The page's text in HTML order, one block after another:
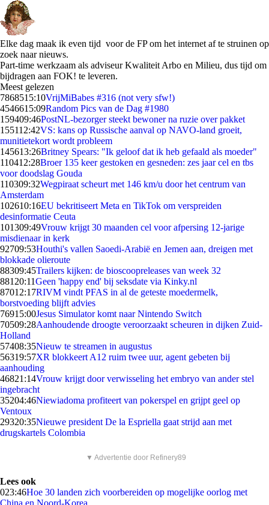
Elke dag maak ik even tijd voor de FP om het internet af te struinen op
zoek naar nieuws.
Part-time werkzaam als adviseur Kwaliteit Arbo en Milieu, dus tijd om
bijdragen aan FOK! te leveren.
Meest gelezen
7868515:10VrijMiBabes #316 (not very sfw!)
4546615:09Random Pics van de Dag #1980
159409:46PostNL-bezorger steekt bewoner na ruzie over pakket
155112:42VS: kans op Russische aanval op NAVO-land groeit,
munitietekort wordt probleem
145613:26Britney Spears: "Ik geloof dat ik heb gefaald als moeder"
110412:28Broer 135 keer gestoken en gesneden: zes jaar cel en tbs
voor doodslag Gouda
110309:32Wegpiraat scheurt met 146 km/u door het centrum van
Amsterdam
102610:16EU bekritiseert Meta en TikTok om verspreiden
desinformatie Ceuta
101309:49Vrouw krijgt 30 maanden cel voor afpersing 12-jarige
misdienaar in kerk
92709:53Houthi's vallen Saoedi-Arabië en Jemen aan, dreigen met
blokkade olieroute
88309:45Trailers kijken: de bioscoopreleases van week 32
881 20:11Geen 'happy end' bij seksdate via Kinky.nl
87012:17RIVM vindt PFAS in al de geteste moedermelk,
borstvoeding blijft advies
76915:00Jesus Simulator komt naar Nintendo Switch
70509:28Aanhoudende droogte veroorzaakt scheuren in dijken Zuid-
Holland
57408:35Nieuw te streamen in augustus
56319:57XR blokkeert A12 ruim twee uur, agent gebeten bij
aanhouding
46821:14Vrouw krijgt door verwisseling het embryo van ander stel
ingebracht
35204:46Niewiadoma profiteert van pokerspel en grijpt geel op
Ventoux
29320:35Nieuwe president De la Espriella gaat strijd aan met
drugskartels Colombia
▼ Advertentie door Refinery89
Lees ook
023:46Hoe 30 landen zich voorbereiden op mogelijke oorlog met
China en Noord-Korea